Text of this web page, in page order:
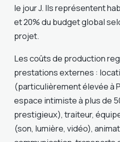
le jour J. Ils représentent
et 20% du budget global
projet.
Les coûts de production
prestations externes :
(particulièrement élevée à
espace intimiste à plus de
prestigieux), traiteur,
(son, lumière, vidéo),